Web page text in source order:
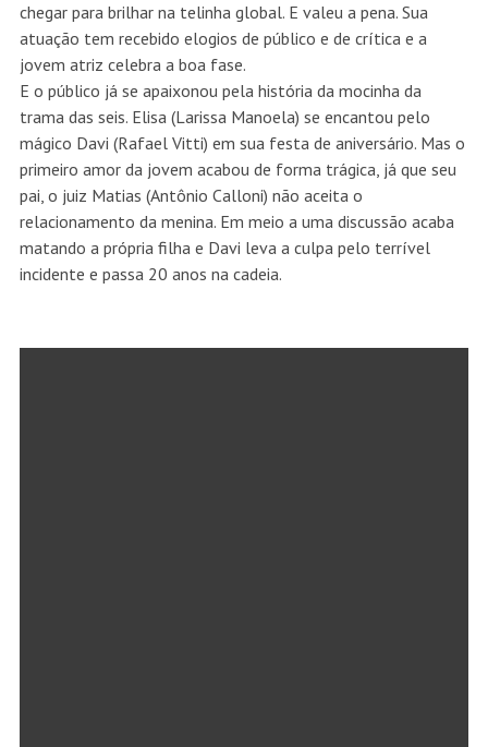
chegar para brilhar na telinha global. E valeu a pena. Sua
atuação tem recebido elogios de público e de crítica e a
jovem atriz celebra a boa fase.
E o público já se apaixonou pela história da mocinha da
trama das seis. Elisa (Larissa Manoela) se encantou pelo
mágico Davi (Rafael Vitti) em sua festa de aniversário. Mas o
primeiro amor da jovem acabou de forma trágica, já que seu
pai, o juiz Matias (Antônio Calloni) não aceita o
relacionamento da menina. Em meio a uma discussão acaba
matando a própria filha e Davi leva a culpa pelo terrível
incidente e passa 20 anos na cadeia.